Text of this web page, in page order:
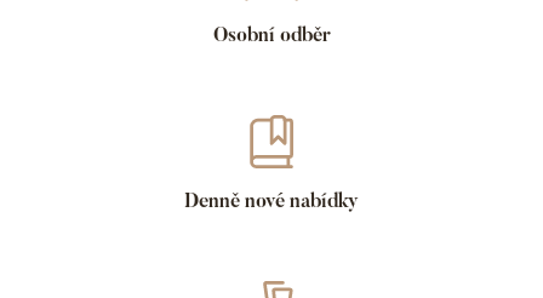
Osobní odběr
Denně nové nabídky